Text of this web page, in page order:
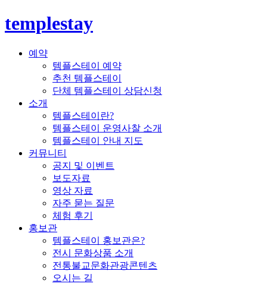
templestay
예약
템플스테이 예약
추천 템플스테이
단체 템플스테이 상담신청
소개
템플스테이란?
템플스테이 운영사찰 소개
템플스테이 안내 지도
커뮤니티
공지 및 이벤트
보도자료
영상 자료
자주 묻는 질문
체험 후기
홍보관
템플스테이 홍보관은?
전시 문화상품 소개
전통불교문화관광콘텐츠
오시는 길